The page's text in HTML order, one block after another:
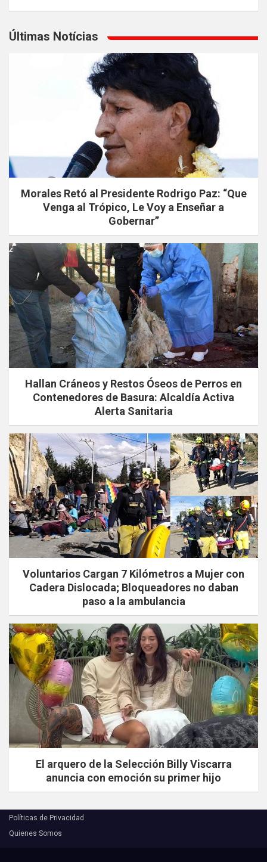
Últimas Notícias
Morales Retó al Presidente Rodrigo Paz: “Que
Venga al Trópico, Le Voy a Enseñar a
Gobernar”
Hallan Cráneos y Restos Óseos de Perros en
Contenedores de Basura: Alcaldía Activa
Alerta Sanitaria
Voluntarios Cargan 7 Kilómetros a Mujer con
Cadera Dislocada; Bloqueadores no daban
paso a la ambulancia
El arquero de la Selección Billy Viscarra
anuncia con emoción su primer hijo
Políticas de Privacidad
Quienes Somos